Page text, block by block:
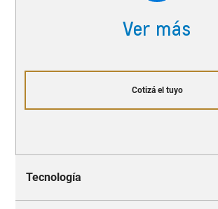
Ver más
Cotizá el tuyo
Tecnología